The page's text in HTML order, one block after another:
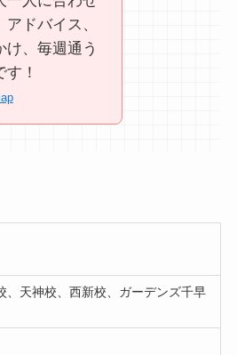
ドバイス、
け、毎週通う
！
、天神校、西新校、ガーデンズ千早